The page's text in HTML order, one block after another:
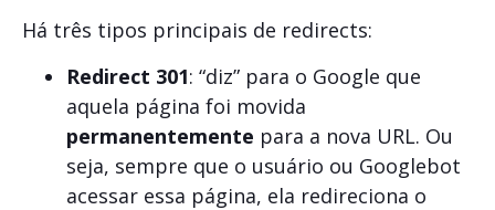
Há três tipos principais de redirects:
Redirect 301: “diz” para o Google que
aquela página foi movida
permanentemente para a nova URL. Ou
seja, sempre que o usuário ou Googlebot
acessar essa página, ela redireciona o